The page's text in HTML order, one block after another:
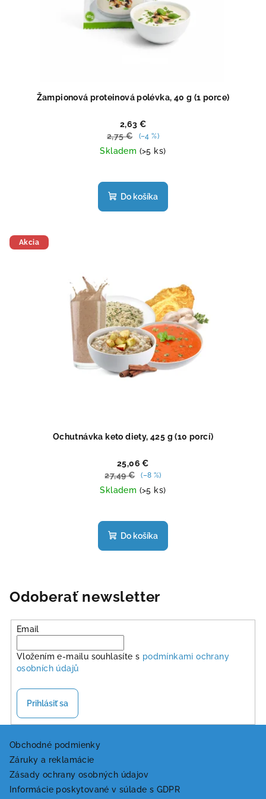
Žampionová proteinová polévka, 40 g (1 porce)
2,63 €
2,75 €
(–4 %)
Skladem (>5 ks)
hodnotenie
produktu
Do košíka
Akcia
Ochutnávka keto diety, 425 g (10 porcí)
25,06 €
27,49 €
(–8 %)
Skladem (>5 ks)
hodnotenie
produktu
hviezdičiek.
Do košíka
Odoberať newsletter
Email
Vložením e-mailu souhlasíte s podmínkami ochrany
osobních údajů
Prihlásiť sa
Obchodné podmienky
Záruky a reklamácie
Zásady ochrany osobných údajov
Informácie poskytované v súlade s GDPR